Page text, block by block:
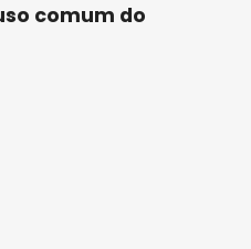
comum do